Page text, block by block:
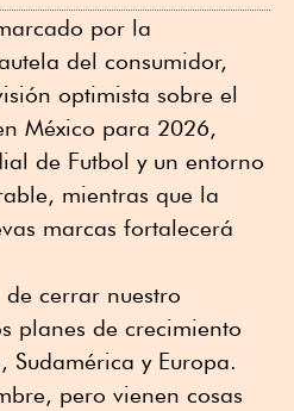
por la
del consumidor,
optimista sobre el
México para 2026,
de Futbol y un entorno
mientras que la
marcas fortalecerá
de cerrar nuestro
planes de crecimiento
Sudamérica y Europa.
pero vienen cosas